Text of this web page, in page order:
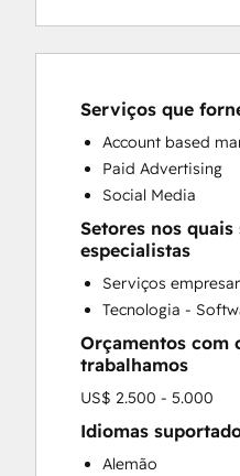
Serviços que
Account based
Paid Advertising
Social Media
Setores nos quais
especialistas
Serviços
Tecnologia -
Orçamentos com
trabalhamos
US$ 2.500 - 5.000
Idiomas
Alemão